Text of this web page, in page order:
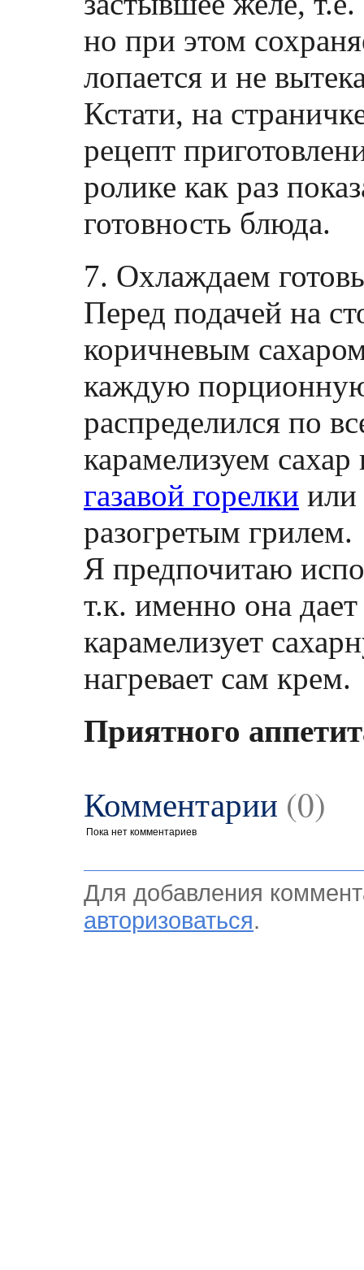
но при этом
лопается и не
Кстати, на
рецепт
ролике как раз
готовность блюда.
7. Охлаждаем
Перед подачей на
коричневым
каждую
распределился по
карамелизуем
газавой горелки или
разогретым грилем.
Я предпочитаю
т.к. именно она
карамелизует
нагревает сам крем.
Приятного
Комментарии (0)
Пока нет комментариев
Для добавления
авторизоваться.